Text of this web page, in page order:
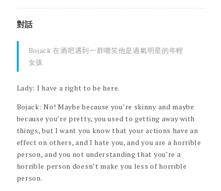
對話
Bojack 在酒吧遇到一群嘲笑他是過氣明星的年輕
女孩
Lady: I have a right to be here.
Bojack: No! Maybe because you’re skinny and maybe
because you’re pretty, you used to getting away with
things, but I want you know that your actions have an
effect on others, and I hate you, and you are a horrible
person, and you not understanding that you’re a
horrible person doesn’t make you less of horrible
person.